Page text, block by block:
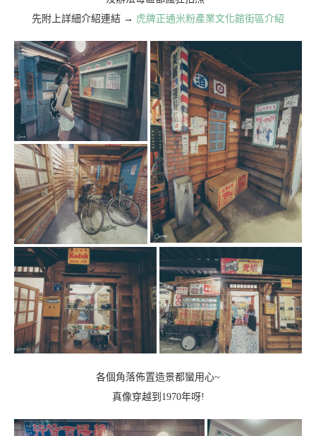
先附上詳細介紹連結 → 虎牌正通米粉產業文化館街區介紹
各個角落佈置造景都蠻用心~
真像穿越到1970年呀!